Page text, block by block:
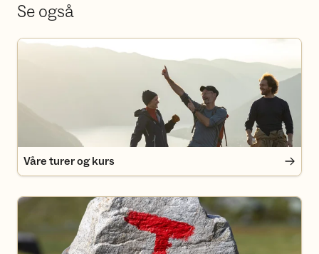
Se også
Våre turer og kurs
Våre turer og kurs
Medlemsfordeler i Turlaget